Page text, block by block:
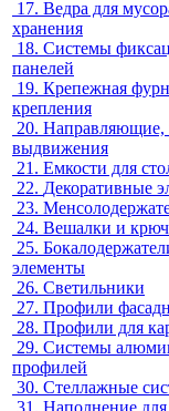
17. Ведра для
хранения
18. Системы
панелей
19. Крепежная
крепления
20. Направляющие,
выдвижения
21. Емкости для
22. Декоративные
23.
24. Вешалки и
25.
элементы
26. Светильники
27. Профили
28. Профили для
29. Системы
профилей
30. Стеллажные
31. Наполнение